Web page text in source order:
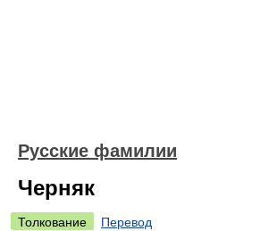
Русские фамилии
Черняк
Толкование
Перевод